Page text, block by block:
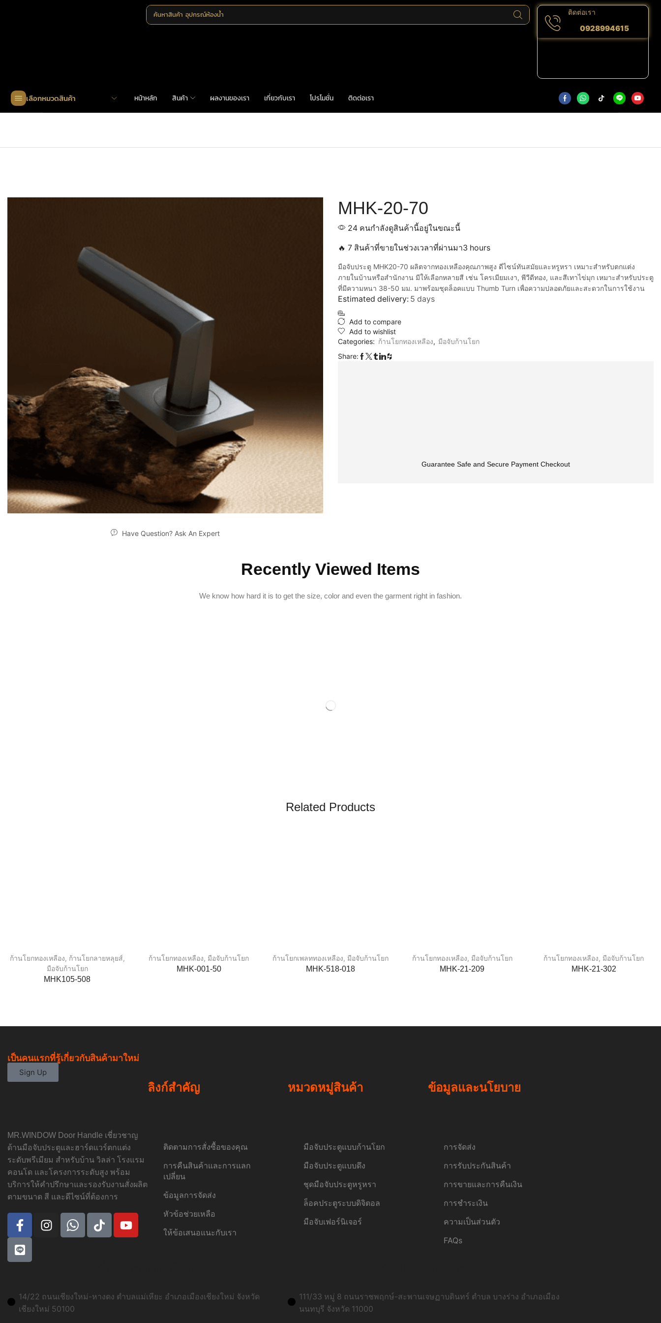
ค้นหาสินค้า อุปกรณ์ห้องน้ำ ติดต่อเรา
0928994615
เลือกหมวดสินค้า หน้าหลัก สินค้า ผลงานของเรา เกี่ยวกับเรา โปรโมชั่น ติดต่อเรา
Have Question? Ask An Expert
MHK-20-70
24 คนกำลังดูสินค้านี้อยู่ในขณะนี้
🔥 7 สินค้าที่ขายในช่วงเวลาที่ผ่านมา3 hours
มือจับประตู MHK20-70 ผลิตจากทองเหลืองคุณภาพสูง ดีไซน์ทันสมัยและหรูหรา เหมาะสำหรับตกแต่ง
ภายในบ้านหรือสำนักงาน มีให้เลือกหลายสี เช่น โครเมียมเงา, พีวีดีทอง, และสีเทาไข่มุก เหมาะสำหรับประตู
ที่มีความหนา 38-50 มม. มาพร้อมชุดล็อคแบบ Thumb Turn เพื่อความปลอดภัยและสะดวกในการใช้งาน
Estimated delivery: 5 days
Add to compare
Add to wishlist
Categories: ก้านโยกทองเหลือง, มือจับก้านโยก
Share:
Guarantee Safe and Secure Payment Checkout
Recently Viewed Items
We know how hard it is to get the size, color and even the garment right in fashion.
Related Products
ก้านโยกทองเหลือง, ก้านโยกลายหลุยส์,
มือจับก้านโยก
MHK105-508
ก้านโยกทองเหลือง, มือจับก้านโยก
MHK-001-50
ก้านโยกเพลททองเหลือง, มือจับก้านโยก
MHK-518-018
ก้านโยกทองเหลือง, มือจับก้านโยก
MHK-21-209
ก้านโยกทองเหลือง, มือจับก้านโยก
MHK-21-302
เป็นคนแรกที่รู้เกี่ยวกับสินค้ามาใหม่
Sign Up
MR.WINDOW Door Handle เชี่ยวชาญ
ด้านมือจับประตูและฮาร์ดแวร์ตกแต่ง
ระดับพรีเมียม สำหรับบ้าน วิลล่า โรงแรม
คอนโด และโครงการระดับสูง พร้อม
บริการให้คำปรึกษาและรองรับงานสั่งผลิต
ตามขนาด สี และดีไซน์ที่ต้องการ
ลิงก์สำคัญ
ติดตามการสั่งซื้อของคุณ
การคืนสินค้าและการแลก
เปลี่ยน
ข้อมูลการจัดส่ง
หัวข้อช่วยเหลือ
ให้ข้อเสนอแนะกับเรา
หมวดหมู่สินค้า
มือจับประตูแบบก้านโยก
มือจับประตูแบบดึง
ชุดมือจับประตูหรูหรา
ล็อคประตูระบบดิจิตอล
มือจับเฟอร์นิเจอร์
ข้อมูลและนโยบาย
การจัดส่ง
การรับประกันสินค้า
การขายและการคืนเงิน
การชำระเงิน
ความเป็นส่วนตัว
FAQs
14/22 ถนนเชียงใหม่-หางดง ตำบลแม่เหียะ อำเภอเมืองเชียงใหม่ จังหวัด
เชียงใหม่ 50100
111/33 หมู่ 8 ถนนราชพฤกษ์-สะพานเจษฏาบดินทร์ ตำบล บางร่าง อำเภอเมือง
นนทบุรี จังหวัด 11000